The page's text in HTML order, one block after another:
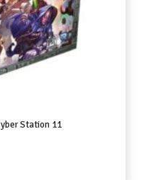
Station 11